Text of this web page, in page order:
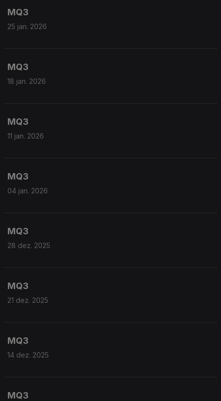
MQ3
25 jan. 2026
MQ3
18 jan. 2026
MQ3
11 jan. 2026
MQ3
04 jan. 2026
MQ3
28 dez. 2025
MQ3
21 dez. 2025
MQ3
14 dez. 2025
MQ3